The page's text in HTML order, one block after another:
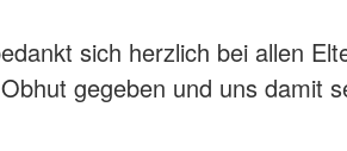
sich herzlich bei allen
gegeben und uns damit